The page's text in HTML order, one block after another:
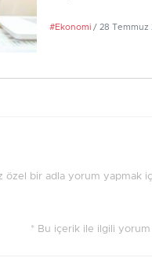
#Ekonomi / 28 Temmuz
özel bir adla yorum yapmak
* Bu içerik ile ilgili yorum